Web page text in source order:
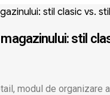
stil
modul de organizare